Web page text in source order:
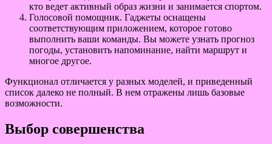
кто ведет активный образ жизни и занимается спортом.
Голосовой помощник. Гаджеты оснащены
соответствующим приложением, которое готово
выполнить ваши команды. Вы можете узнать прогноз
погоды, установить напоминание, найти маршрут и
многое другое.
Функционал отличается у разных моделей, и приведенный
список далеко не полный. В нем отражены лишь базовые
возможности.
Выбор совершенства